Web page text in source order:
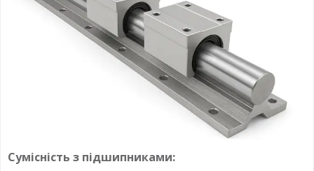
Сумісність з підшипниками: